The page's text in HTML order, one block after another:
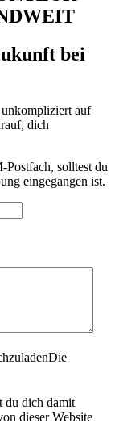
bei
auf
dich
Postfach, solltest du
eingegangen ist.
Die
du dich damit
dieser Website